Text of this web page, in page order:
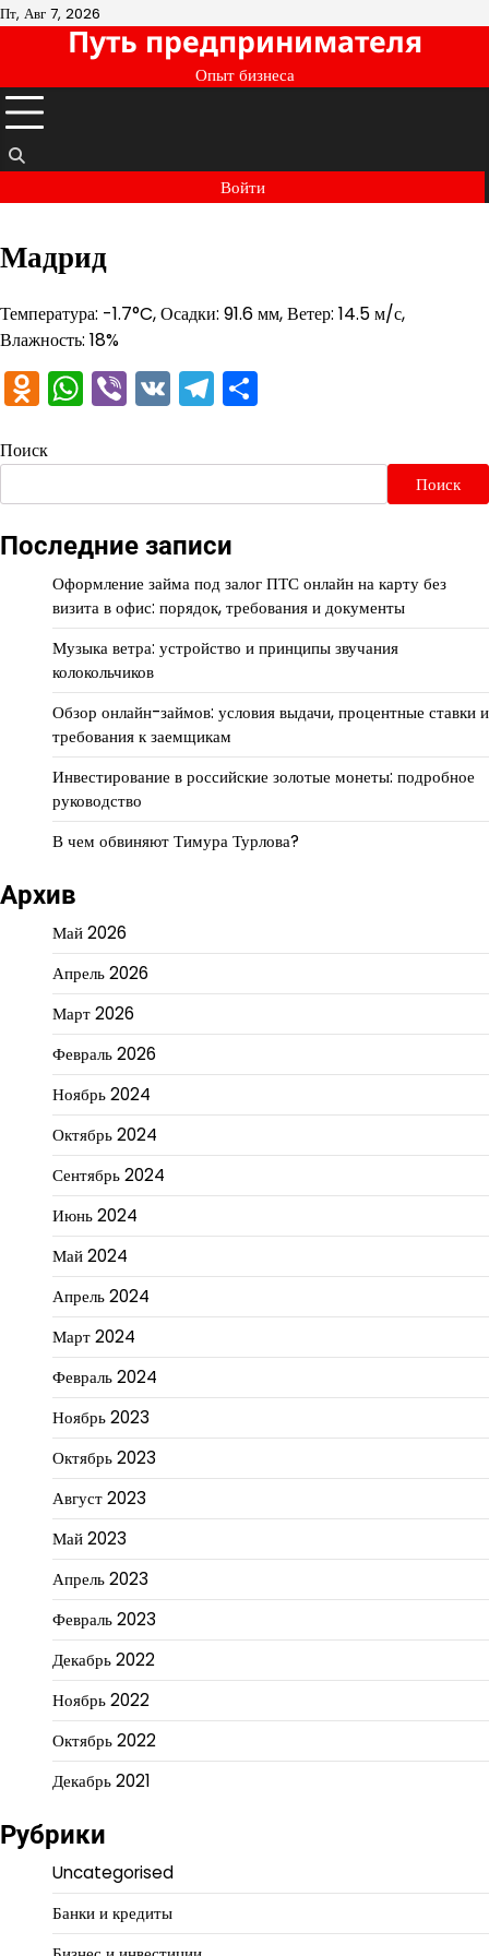
Перейти
содержимому
Пт, Авг 7, 2026
Путь предпринимателя
Опыт бизнеса
Войти
Мадрид
Температура: -1.7°C, Осадки: 91.6 мм, Ветер: 14.5 м/с,
Влажность: 18%
Odnoklassniki
WhatsApp
Viber
VKTelegram
Поиск
Поиск
Последние записи
Оформление займа под залог ПТС онлайн на карту без
визита в офис: порядок, требования и документы
Музыка ветра: устройство и принципы звучания
колокольчиков
Обзор онлайн-займов: условия выдачи, процентные ставки и
требования к заемщикам
Инвестирование в российские золотые монеты: подробное
руководство
В чем обвиняют Тимура Турлова?
Архив
Май 2026
Апрель 2026
Март 2026
Февраль 2026
Ноябрь 2024
Октябрь 2024
Сентябрь 2024
Июнь 2024
Май 2024
Апрель 2024
Март 2024
Февраль 2024
Ноябрь 2023
Октябрь 2023
Август 2023
Май 2023
Апрель 2023
Февраль 2023
Декабрь 2022
Ноябрь 2022
Октябрь 2022
Декабрь 2021
Рубрики
Uncategorised
Банки и кредиты